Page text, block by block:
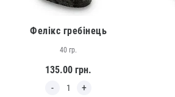
Фелікс гребінець
40 гр.
135.00 грн.